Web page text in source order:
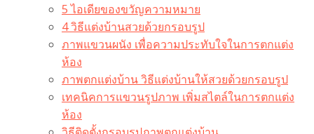
5 ไอเดียของขวัญความหมาย
4 วิธีแต่งบ้านสวยด้วยกรอบรูป
ภาพแขวนผนัง เพื่อความประทับใจในการตกแต่ง
ห้อง
ภาพตกแต่งบ้าน วิธีแต่งบ้านให้สวยด้วยกรอบรูป
เทคนิคการแขวนรูปภาพ เพิ่มสไตล์ในการตกแต่ง
ห้อง